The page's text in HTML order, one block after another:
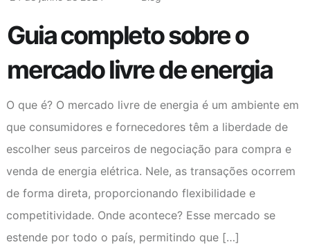
Guia completo sobre o
mercado livre de energia
O que é? O mercado livre de energia é um ambiente em
que consumidores e fornecedores têm a liberdade de
escolher seus parceiros de negociação para compra e
venda de energia elétrica. Nele, as transações ocorrem
de forma direta, proporcionando flexibilidade e
competitividade. Onde acontece? Esse mercado se
estende por todo o país, permitindo que […]